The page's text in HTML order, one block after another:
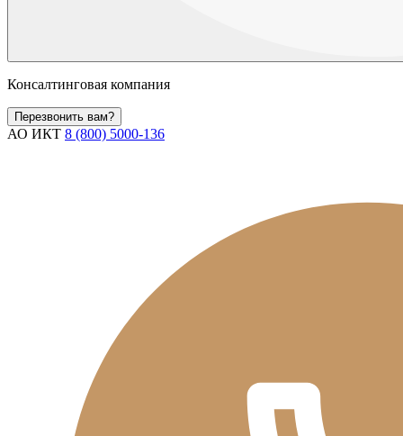
Консалтинговая компания
Перезвонить вам?
АО ИКТ 8 (800) 5000-136